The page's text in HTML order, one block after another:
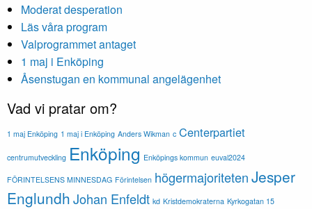
Moderat desperation
Läs våra program
Valprogrammet antaget
1 maj i Enköping
Åsenstugan en kommunal angelägenhet
Vad vi pratar om?
1 maj Enköping 1 maj i Enköping Anders Wikman c Centerpartiet
centrumutveckling Enköping Enköpings kommun euval2024
FÖRINTELSENS MINNESDAG Förintelsen högermajoritetenJesper
EnglundhJohan Enfeldt kd Kristdemokraterna Kyrkogatan 15